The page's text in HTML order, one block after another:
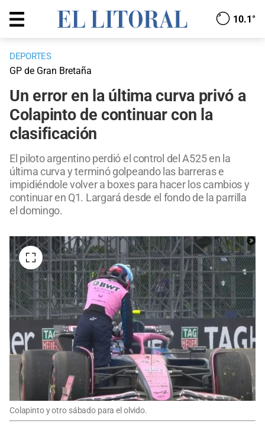
10.1°
DEPORTES
GP de Gran Bretaña
Un error en la última curva privó a
Colapinto de continuar con la
clasificación
El piloto argentino perdió el control del A525 en la
última curva y terminó golpeando las barreras e
impidiéndole volver a boxes para hacer los cambios y
continuar en Q1. Largará desde el fondo de la parrilla
el domingo.
Colapinto y otro sábado para el olvido.